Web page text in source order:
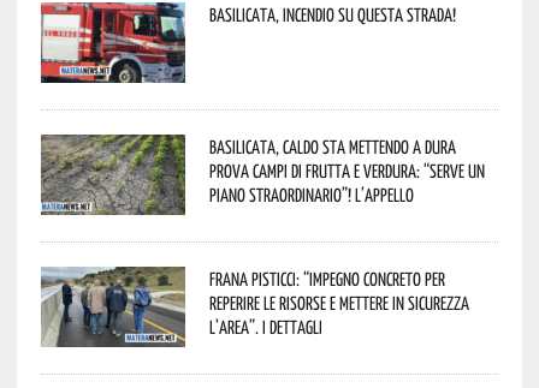
Basilicata, incendio su questa strada!
Basilicata, caldo sta mettendo a dura
prova campi di frutta e verdura: “Serve un
piano straordinario”! L’appello
Frana Pisticci: “Impegno concreto per
reperire le risorse e mettere in sicurezza
l’area”. I dettagli